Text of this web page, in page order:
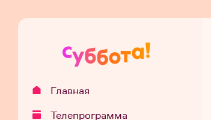
Главная
Телепрограмма